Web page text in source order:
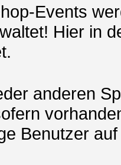
Events
Hier in
anderen
Benutzer